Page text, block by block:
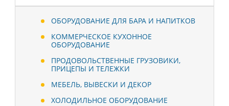
ОБОРУДОВАНИЕ ДЛЯ БАРА И НАПИТКОВ
КОММЕРЧЕСКОЕ КУХОННОЕ
ОБОРУДОВАНИЕ
ПРОДОВОЛЬСТВЕННЫЕ ГРУЗОВИКИ,
ПРИЦЕПЫ И ТЕЛЕЖКИ
МЕБЕЛЬ, ВЫВЕСКИ И ДЕКОР
ХОЛОДИЛЬНОЕ ОБОРУДОВАНИЕ